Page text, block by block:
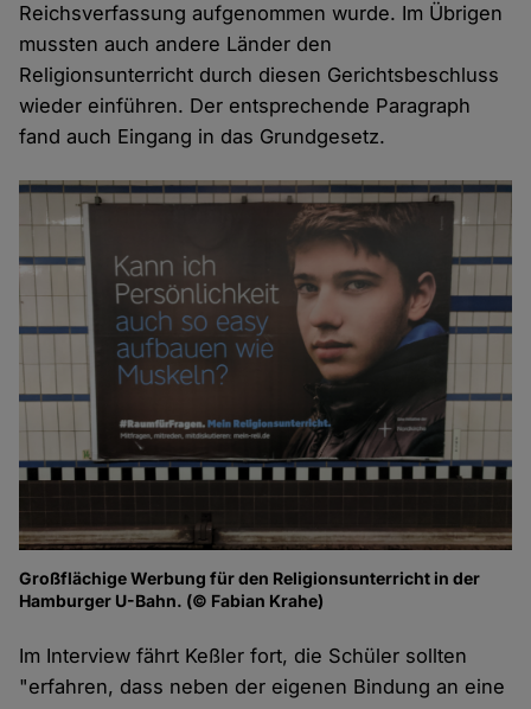
Reichsverfassung aufgenommen wurde. Im Übrigen
mussten auch andere Länder den
Religionsunterricht durch diesen Gerichtsbeschluss
wieder einführen. Der entsprechende Paragraph
fand auch Eingang in das Grundgesetz.
Großflächige Werbung für den Religionsunterricht in der
Hamburger U-Bahn. (© Fabian Krahe)
Im Interview fährt Keßler fort, die Schüler sollten
"erfahren, dass neben der eigenen Bindung an eine